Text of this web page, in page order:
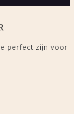
perfect zijn voor